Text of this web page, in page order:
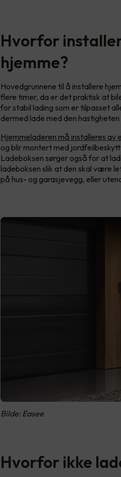
Hvorfor
hjemme?
Hovedgrunnene til å installere
flere timer, da er det praktisk at
for stabil lading som er tilpasset
dermed lade med den
Hjemmeladeren må installeres av
og blir montert med
Ladeboksen sørger også for at
ladeboksen slik at den skal være
på hus- og garasjevegg, eller
Bilde: Easee
Hvorfor ikke